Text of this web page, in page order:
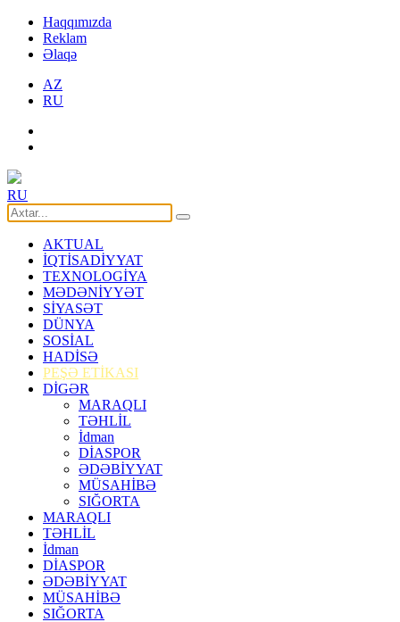
Haqqımızda
Reklam
Əlaqə
AZ
RU
RU
AKTUAL
İQTİSADİYYAT
TEXNOLOGİYA
MƏDƏNİYYƏT
SİYASƏT
DÜNYA
SOSİAL
HADİSƏ
PEŞƏ ETİKASI
DİGƏR
MARAQLI
TƏHLİL
İdman
DİASPOR
ƏDƏBİYYAT
MÜSAHİBƏ
SIĞORTA
MARAQLI
TƏHLİL
İdman
DİASPOR
ƏDƏBİYYAT
MÜSAHİBƏ
SIĞORTA